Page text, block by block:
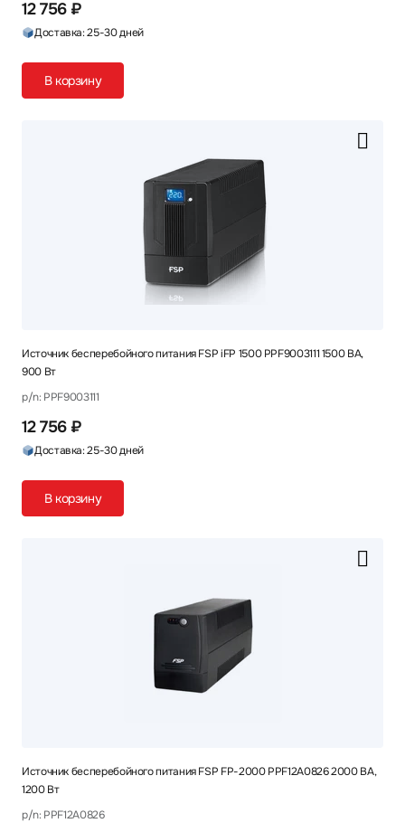
12 756 ₽
Доставка: 25-30 дней
В корзину
Источник бесперебойного питания FSP iFP 1500 PPF9003111 1500 ВА,
900 Вт
p/n: PPF9003111
12 756 ₽
Доставка: 25-30 дней
В корзину
Источник бесперебойного питания FSP FP-2000 PPF12A0826 2000 ВА,
1200 Вт
p/n: PPF12A0826